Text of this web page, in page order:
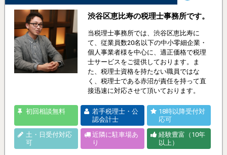
渋谷区恵比寿の税理士事務所です。
当税理士事務所では、渋谷区恵比寿に
て、従業員数20名以下の中小零細企業・
個人事業者様を中心に、適正価格で税理
士サービスをご提供しております。ま
た、税理士資格を持たない職員ではな
く、税理士である赤沼が責任を持って直
接迅速に対応させて頂いております。
初回相談無料
若手税理士・公
認会計士
18時以降受付対
応可
土・日受付対応
可
近隣に駐車場あ
り
経験豊富（10年
以上）